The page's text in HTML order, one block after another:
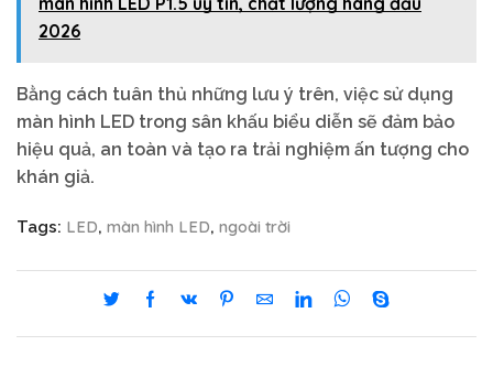
2026
Bằng cách tuân thủ những lưu ý trên, việc sử dụng
màn hình LED trong sân khấu biểu diễn sẽ đảm bảo
hiệu quả, an toàn và tạo ra trải nghiệm ấn tượng cho
khán giả.
Tags: LED, màn hình LED, ngoài trời